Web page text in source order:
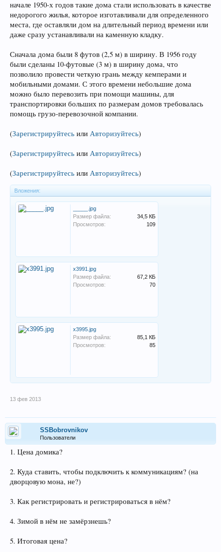
начале 1950-х годов такие дома стали использовать в качестве
недорогого жилья, которое изготавливали для определенного
места, где оставляли дом на длительный период времени или
даже сразу устанавливали на каменную кладку.
Сначала дома были 8 футов (2,5 м) в ширину. В 1956 году
были сделаны 10-футовые (3 м) в ширину дома, что
позволило провести четкую грань между кемперами и
мобильными домами. С этого времени небольшие дома
можно было перевозить при помощи машины, для
транспортировки больших по размерам домов требовалась
помощь грузо-перевозочной компании.
(Зарегистрируйтесь или Авторизуйтесь)
(Зарегистрируйтесь или Авторизуйтесь)
(Зарегистрируйтесь или Авторизуйтесь)
Вложения:
_____.jpg
Размер файла:
34,5 КБ
Просмотров:
109
x3991.jpg
Размер файла:
67,2 КБ
Просмотров:
70
x3995.jpg
Размер файла:
85,1 КБ
Просмотров:
85
13 фев 2013
SSBobrovnikov
Пользователи
1. Цена домика?
2. Куда ставить, чтобы подключить к коммуникациям? (на
дворцовую мона, не?)
3. Как регистрировать и регистрироваться в нём?
4. Зимой в нём не замёрзнешь?
5. Итоговая цена?